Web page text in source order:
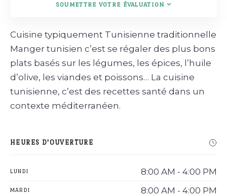
SOUMETTRE VOTRE ÉVALUATION
Cuisine typiquement Tunisienne traditionnelle
Manger tunisien c’est se régaler des plus bons
plats basés sur les légumes, les épices, l’huile
d’olive, les viandes et poissons… La cuisine
tunisienne, c’est des recettes santé dans un
contexte méditerranéen.
HEURES D'OUVERTURE
LUNDI 8:00 AM - 4:00 PM
MARDI 8:00 AM - 4:00 PM